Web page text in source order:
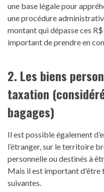
une base légale pour
une procédure
montant qui dépasse ces
important de prendre en
2. Les biens
taxation
bagages)
Il est possible également
l’étranger, sur le territoire
personnelle ou destinés à
Mais il est important d'être
suivantes.